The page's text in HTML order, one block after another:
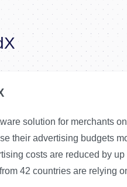
solution for merchants
their advertising budgets
costs are reduced by
42 countries are relying